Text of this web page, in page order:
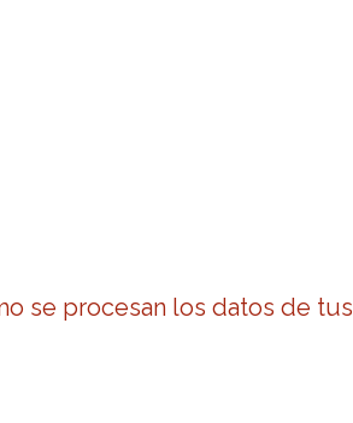
se procesan los datos de tus